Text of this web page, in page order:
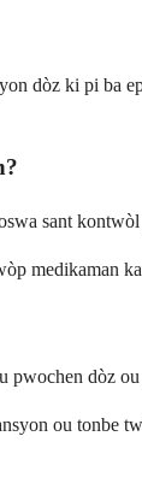
dòz ki pi
sant
medikaman
dòz
ou